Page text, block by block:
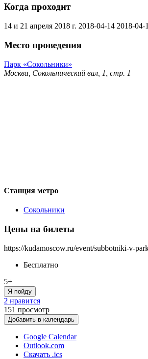
Когда проходит
14 и 21 апреля 2018 г. 2018-04-14 2018-04-
Место проведения
Парк «Сокольники»
Москва, Сокольнический вал, 1, стр. 1
Станция метро
Сокольники
Цены на билеты
https://kudamoscow.ru/event/subbotniki-v-
Бесплатно
5+
Я пойду
2 нравится
151 просмотр
Добавить в календарь
Google Calendar
Outlook.com
Скачать .ics